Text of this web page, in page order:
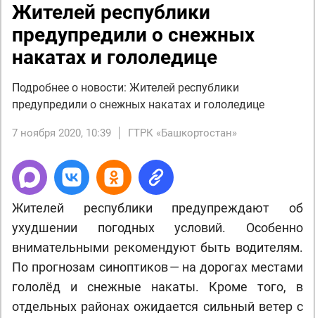
Жителей республики
предупредили о снежных
накатах и гололедице
Подробнее о новости: Жителей республики
предупредили о снежных накатах и гололедице
7 ноября 2020, 10:39 ГТРК «Башкортостан»
Жителей республики предупреждают об
ухудшении погодных условий. Особенно
внимательными рекомендуют быть водителям.
По прогнозам синоптиков — на дорогах местами
гололёд и снежные накаты. Кроме того, в
отдельных районах ожидается сильный ветер с